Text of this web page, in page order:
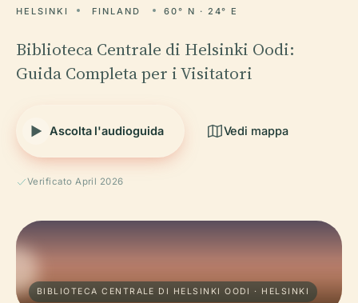
HELSINKI FINLAND 60° N · 24° E
Biblioteca Centrale di Helsinki Oodi:
Guida Completa per i Visitatori
Ascolta l'audioguida Vedi mappa
Verificato April 2026
BIBLIOTECA CENTRALE DI HELSINKI OODI · HELSINKI